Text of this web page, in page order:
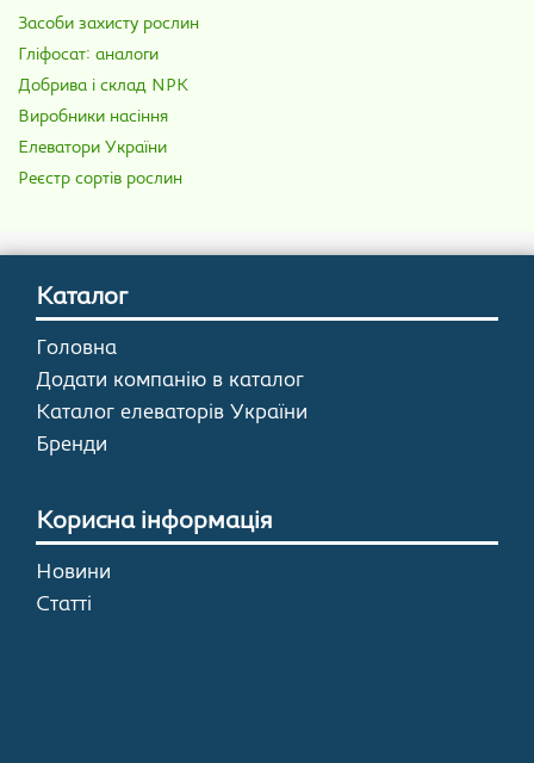
Засоби захисту рослин
Гліфосат: аналоги
Добрива і склад NPK
Виробники насіння
Елеватори України
Реєстр сортів рослин
Каталог
Головна
Додати компанію в каталог
Каталог елеваторів України
Бренди
Корисна інформація
Новини
Статті